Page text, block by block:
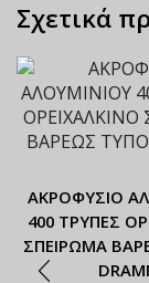
Σχετικά
ΑΚΡΟΦΥΣΙΟ
400 ΤΡΥΠΕΣ
ΣΠΕΙΡΩΜΑ